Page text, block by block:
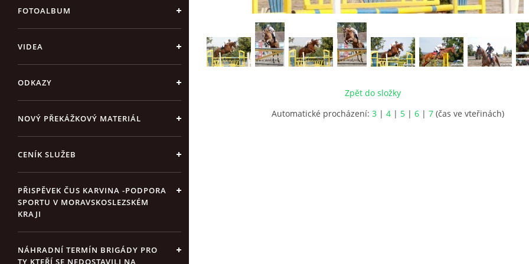
FOTOALBUM
VIDEA
ODKAZY
NOVÝ PŘEKÁŽKOVÝ MATERIÁL
CENÍK SLUŽEB
PŘISPĚVEK ČUS KARVINA -PODPORA
SPORTU V MORAVSKOSLEZSKÉM
KRAJI
NÁHRADNÍ TERMÍN BRIGÁDY PRO
TY KTEŘÍ SE NEDOSTAVILI NA
Zpět do složky
Automatické procházení: 3 | 4 | 5 | 6 | 7 (čas ve vteřinách)